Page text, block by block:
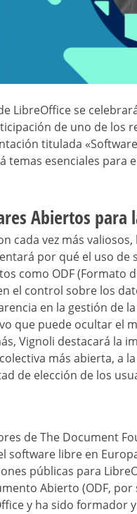
LibreOffice se
de uno de los
titulada
temas esenciales para
Abiertos para
cada vez más
por qué el uso
como ODF (Formato
el control sobre los
en la gestión de
que puede ocultar el
Vignoli destacará la
más abierta, a
de elección de los
de The Document
software libre en
públicas para
Abierto (ODF,
y ha sido formador